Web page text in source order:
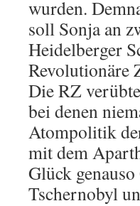
wurden.
soll Sonja an
Heidelberger
Revolutionäre
Die RZ
bei denen
Atompolitik
mit dem
Glück
Tschernobyl